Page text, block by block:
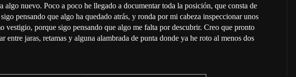
algo nuevo. Poco a poco he llegado a documentar toda la posición, que consta de
pensando que algo ha quedado atrás, y ronda por mi cabeza inspeccionar unos
vestigio, porque sigo pensando que algo me falta por descubrir. Creo que pronto
entre jaras, retamas y alguna alambrada de punta donde ya he roto al menos dos